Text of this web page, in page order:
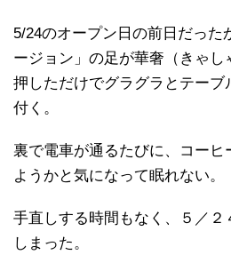
5/24のオープン日の前日だった
ージョン」の足が華奢（きゃし
押しただけでグラグラとテー
付く。
裏で電車が通るたびに、コーヒ
ようかと気になって眠れない。
手直しする時間もなく、５／２
しまった。